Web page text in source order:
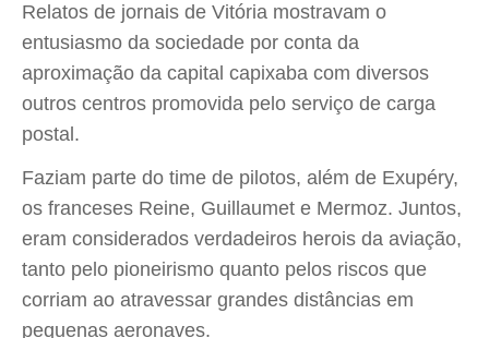
Relatos de jornais de Vitória mostravam o
entusiasmo da sociedade por conta da
aproximação da capital capixaba com diversos
outros centros promovida pelo serviço de carga
postal.
Faziam parte do time de pilotos, além de Exupéry,
os franceses Reine, Guillaumet e Mermoz. Juntos,
eram considerados verdadeiros herois da aviação,
tanto pelo pioneirismo quanto pelos riscos que
corriam ao atravessar grandes distâncias em
pequenas aeronaves.